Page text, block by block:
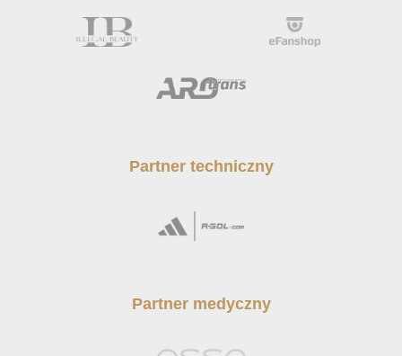
Partner techniczny
Partner medyczny